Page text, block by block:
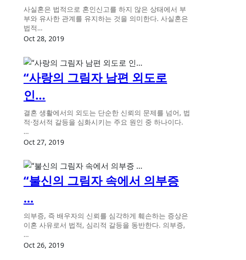
사실혼은 법적으로 혼인신고를 하지 않은 상태에서 부
부와 유사한 관계를 유지하는 것을 의미한다. 사실혼은
법적…
Oct 28, 2019
“사랑의 그림자 남편 외도로
인…
결혼 생활에서의 외도는 단순한 신뢰의 문제를 넘어, 법
적·정서적 갈등을 심화시키는 주요 원인 중 하나이다.
…
Oct 27, 2019
“불신의 그림자 속에서 의부증
…
의부증, 즉 배우자의 신뢰를 심각하게 훼손하는 증상은
이혼 사유로서 법적, 심리적 갈등을 동반한다. 의부증,
…
Oct 26, 2019